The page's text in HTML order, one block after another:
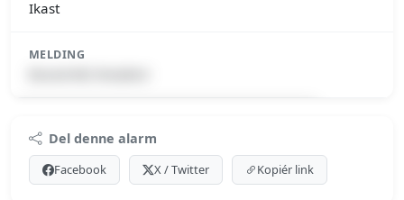
Ikast
MELDING
Premium indhold
Log ind med Premium for at se meldingen.
Se Premium-muligheder
Del denne alarm
Facebook X / Twitter Kopiér link